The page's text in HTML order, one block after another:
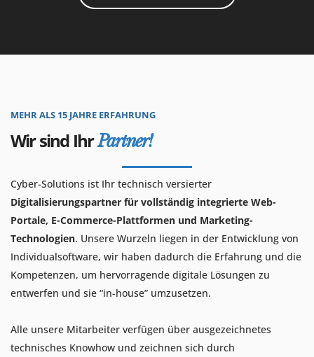
MEHR ALS 15 JAHRE ERFAHRUNG
Wir sind IhrPartner!
Cyber-Solutions ist Ihr technisch versierter
Digitalisierungspartner für vollständig integrierte Web-
Portale, E-Commerce-Plattformen und Marketing-
Technologien. Unsere Wurzeln liegen in der Entwicklung von
Individualsoftware, wir haben dadurch die Erfahrung und die
Kompetenzen, um hervorragende digitale Lösungen zu
entwerfen und sie “in-house” umzusetzen.
Alle unsere Mitarbeiter verfügen über ausgezeichnetes
technisches Knowhow und zeichnen sich durch